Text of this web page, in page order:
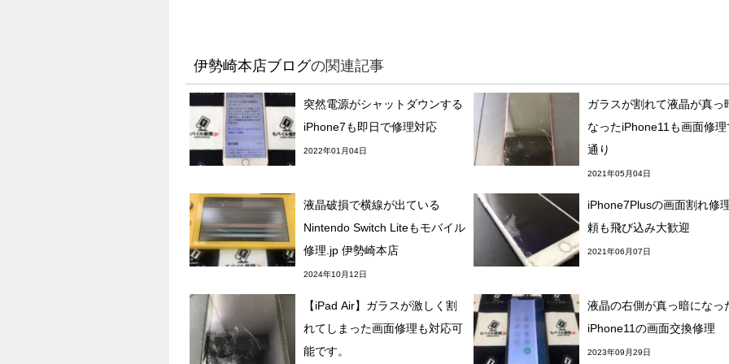
伊勢崎本店ブログの関連記事
突然電源がシャットダウンする
iPhone7も即日で修理対応
2022年01月04日
ガラスが割れて液晶が真っ
なったiPhone11も画面修理
通り
2021年05月04日
液晶破損で横線が出ている
Nintendo Switch Liteもモバイル
修理.jp 伊勢崎本店
2024年10月12日
iPhone7Plusの画面割れ修
頼も飛び込み大歓迎
2021年06月07日
【iPad Air】ガラスが激しく割
れてしまった画面修理も対応可
能です。
液晶の右側が真っ暗になっ
iPhone11の画面交換修理
2023年09月29日